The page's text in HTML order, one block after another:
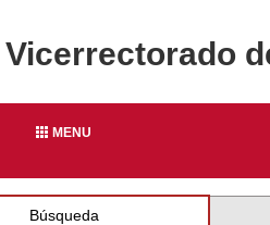
Vicerrectorado
MENU
Búsqueda